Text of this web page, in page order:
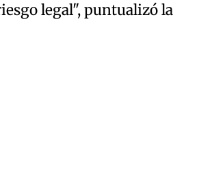
legal", puntualizó la